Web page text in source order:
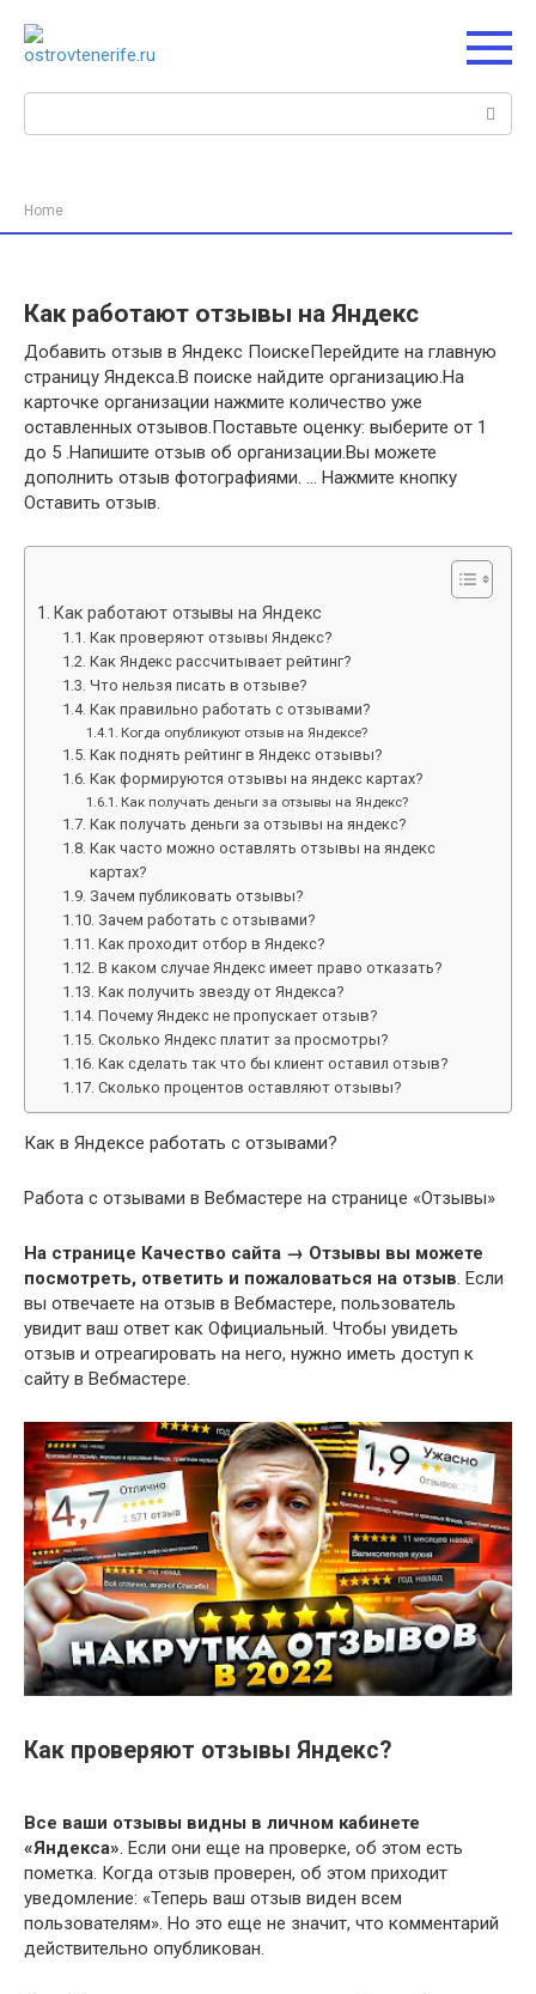
контенту
Поиск:
Home
Как работают отзывы на Яндекс
Добавить отзыв в Яндекс ПоискеПерейдите на главную
страницу Яндекса.В поиске найдите организацию.На
карточке организации нажмите количество уже
оставленных отзывов.Поставьте оценку: выберите от 1
до 5 .Напишите отзыв об организации.Вы можете
дополнить отзыв фотографиями. … Нажмите кнопку
Оставить отзыв.
Как работают отзывы на Яндекс
Как проверяют отзывы Яндекс?
Как Яндекс рассчитывает рейтинг?
Что нельзя писать в отзыве?
Как правильно работать с отзывами?
Когда опубликуют отзыв на Яндексе?
Как поднять рейтинг в Яндекс отзывы?
Как формируются отзывы на яндекс картах?
Как получать деньги за отзывы на Яндекс?
Как получать деньги за отзывы на яндекс?
Как часто можно оставлять отзывы на яндекс
картах?
Зачем публиковать отзывы?
Зачем работать с отзывами?
Как проходит отбор в Яндекс?
В каком случае Яндекс имеет право отказать?
Как получить звезду от Яндекса?
Почему Яндекс не пропускает отзыв?
Сколько Яндекс платит за просмотры?
Как сделать так что бы клиент оставил отзыв?
Сколько процентов оставляют отзывы?
Как в Яндексе работать с отзывами?
Работа с отзывами в Вебмастере на странице «Отзывы»
На странице Качество сайта → Отзывы вы можете
посмотреть, ответить и пожаловаться на отзыв. Если
вы отвечаете на отзыв в Вебмастере, пользователь
увидит ваш ответ как Официальный. Чтобы увидеть
отзыв и отреагировать на него, нужно иметь доступ к
сайту в Вебмастере.
Как проверяют отзывы Яндекс?
Все ваши отзывы видны в личном кабинете
«Яндекса». Если они еще на проверке, об этом есть
пометка. Когда отзыв проверен, об этом приходит
уведомление: «Теперь ваш отзыв виден всем
пользователям». Но это еще не значит, что комментарий
действительно опубликован.